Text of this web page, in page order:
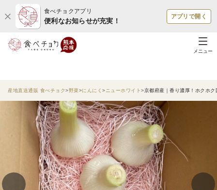
食べチョクアプリ
便利なお知らせが充実！
アプリで開く
メニュー
産地直送通販 食べチョク 野菜 にんにく ニューホワイト 京都府産｜香り濃厚！ホクホ